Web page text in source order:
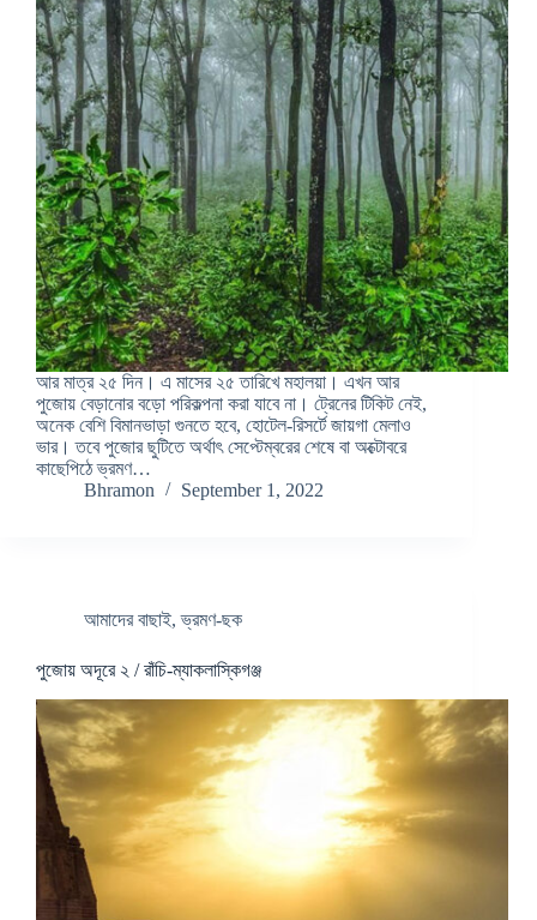
আর মাত্র ২৫ দিন। এ মাসের ২৫ তারিখে মহালয়া। এখন আর
পুজোয় বেড়ানোর বড়ো পরিকল্পনা করা যাবে না। ট্রেনের টিকিট নেই,
অনেক বেশি বিমানভাড়া গুনতে হবে, হোটেল-রিসর্টে জায়গা মেলাও
ভার। তবে পুজোর ছুটিতে অর্থাৎ সেপ্টেম্বরের শেষে বা অক্টোবরে
কাছেপিঠে ভ্রমণ…
Bhramon
September 1, 2022
আমাদের বাছাই,ভ্রমণ-ছক
পুজোয় অদূরে ২ / রাঁচি-ম্যাকলাস্কিগঞ্জ